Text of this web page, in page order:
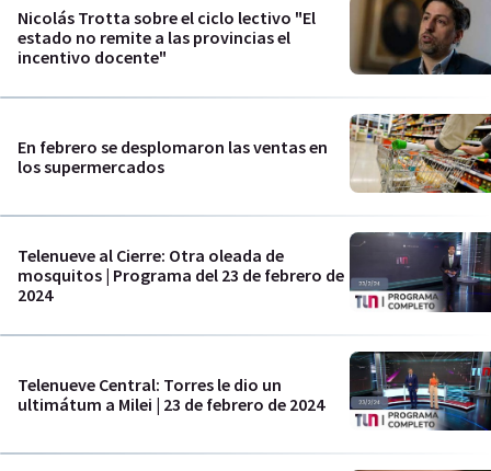
Nicolás Trotta sobre el ciclo lectivo "El
estado no remite a las provincias el
incentivo docente"
En febrero se desplomaron las ventas en
los supermercados
Telenueve al Cierre: Otra oleada de
mosquitos | Programa del 23 de febrero de
2024
Telenueve Central: Torres le dio un
ultimátum a Milei | 23 de febrero de 2024